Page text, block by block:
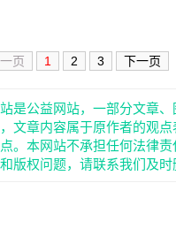
一页 1 2 3 下一页
是公益网站，一部分文章、
文章内容属于原作者的观
。本网站不承担任何法律
版权问题，请联系我们及时